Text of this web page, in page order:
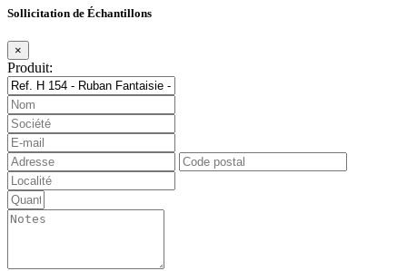
Sollicitation de Échantillons
×
Produit: